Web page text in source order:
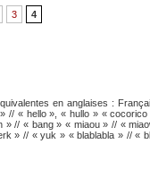
3 4
en anglaises :
// « hello », « hullo » « cocorico
// « bang » « miaou » // «
» // « yuk » « blablabla » // «